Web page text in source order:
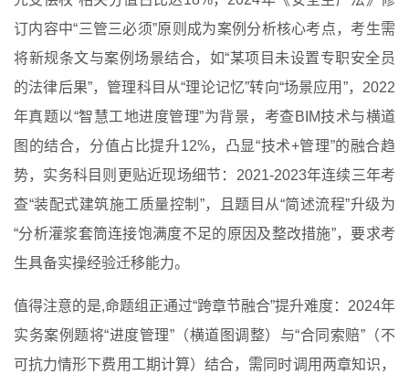
订内容中“三管三必须”原则成为案例分析核心考点，考生需
将新规条文与案例场景结合，如“某项目未设置专职安全员
的法律后果”，管理科目从“理论记忆”转向“场景应用”，2022
年真题以“智慧工地进度管理”为背景，考查BIM技术与横道
图的结合，分值占比提升12%，凸显“技术+管理”的融合趋
势，实务科目则更贴近现场细节：2021-2023年连续三年考
查“装配式建筑施工质量控制”，且题目从“简述流程”升级为
“分析灌浆套筒连接饱满度不足的原因及整改措施”，要求考
生具备实操经验迁移能力。
值得注意的是,命题组正通过“跨章节融合”提升难度：2024年
实务案例题将“进度管理”（横道图调整）与“合同索赔”（不
可抗力情形下费用工期计算）结合，需同时调用两章知识，